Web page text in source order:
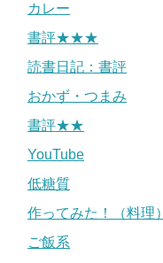
カレー
書評★★★
読書日記：書評
おかず・つまみ
書評★★
YouTube
低糖質
作ってみた！（料理）
ご飯系